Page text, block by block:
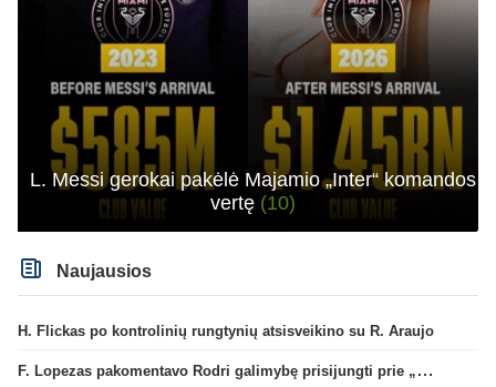
L. Messi gerokai pakėlė Majamio „Inter“ komandos
vertę (10)
Naujausios
H. Flickas po kontrolinių rungtynių atsisveikino su R. Araujo
F. Lopezas pakomentavo Rodri galimybę prisijungti prie „Barcelona“ ekipos